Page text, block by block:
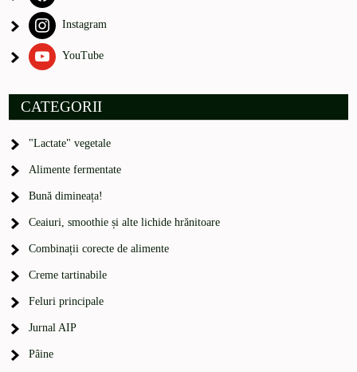
Instagram
YouTube
CATEGORII
"Lactate" vegetale
Alimente fermentate
Bună dimineața!
Ceaiuri, smoothie și alte lichide hrănitoare
Combinații corecte de alimente
Creme tartinabile
Feluri principale
Jurnal AIP
Pâine